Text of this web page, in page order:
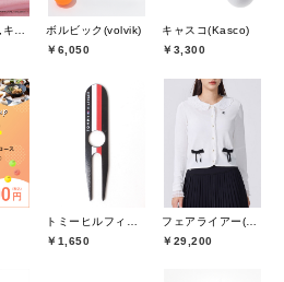
ボルビック(volvik)
￥6,050
キャスコ(Kasco)
￥3,300
￥1,650
￥29,200